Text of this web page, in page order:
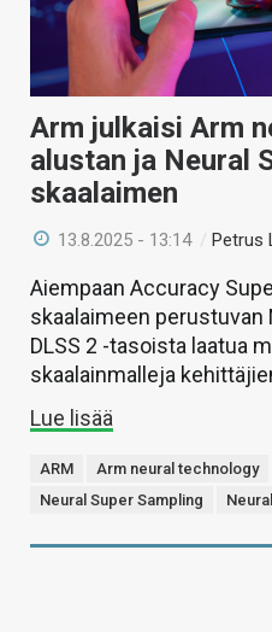
VAIHDA TEEMA
HAKU
Arm julkaisi Arm
alustan ja Neural
skaalaimen
13.8.2025 - 13:14 /Petrus
Aiempaan Accuracy
skaalaimeen perustuvan
DLSS 2 -tasoista laatua
skaalainmalleja
Lue lisää
ARM Arm neural technology
Neural Super Sampling